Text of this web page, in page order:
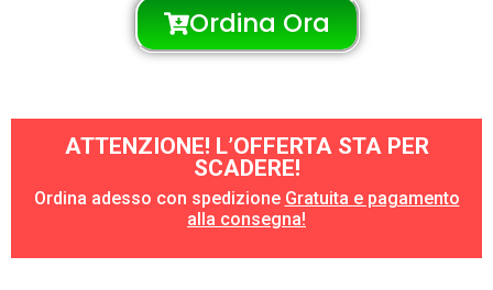
Ordina Ora
ATTENZIONE! L’OFFERTA STA PER
SCADERE!
Ordina adesso con spedizione Gratuita e pagamento
alla consegna!